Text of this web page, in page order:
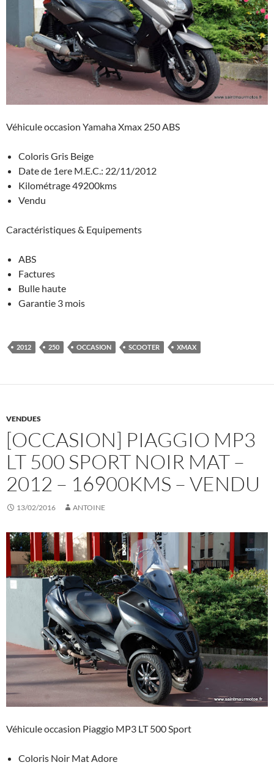
Véhicule occasion Yamaha Xmax 250 ABS
Coloris Gris Beige
Date de 1ere M.E.C.: 22/11/2012
Kilométrage 49200kms
Vendu
Caractéristiques & Equipements
ABS
Factures
Bulle haute
Garantie 3 mois
2012 250 OCCASION SCOOTER XMAX
VENDUES
[OCCASION] PIAGGIO MP3
LT 500 SPORT NOIR MAT –
2012 – 16900KMS – VENDU
13/02/2016 ANTOINE
Véhicule occasion Piaggio MP3 LT 500 Sport
Coloris Noir Mat Adore